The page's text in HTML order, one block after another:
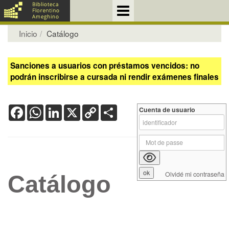
Inicio Catálogo
Sanciones a usuarios con préstamos vencidos: no
podrán inscribirse a cursada ni rendir exámenes finales
FacebookWhatsApp
LinkedIn
X Copy
Link
Catálogo
Cuenta de usuario
Olvidé mi contraseña